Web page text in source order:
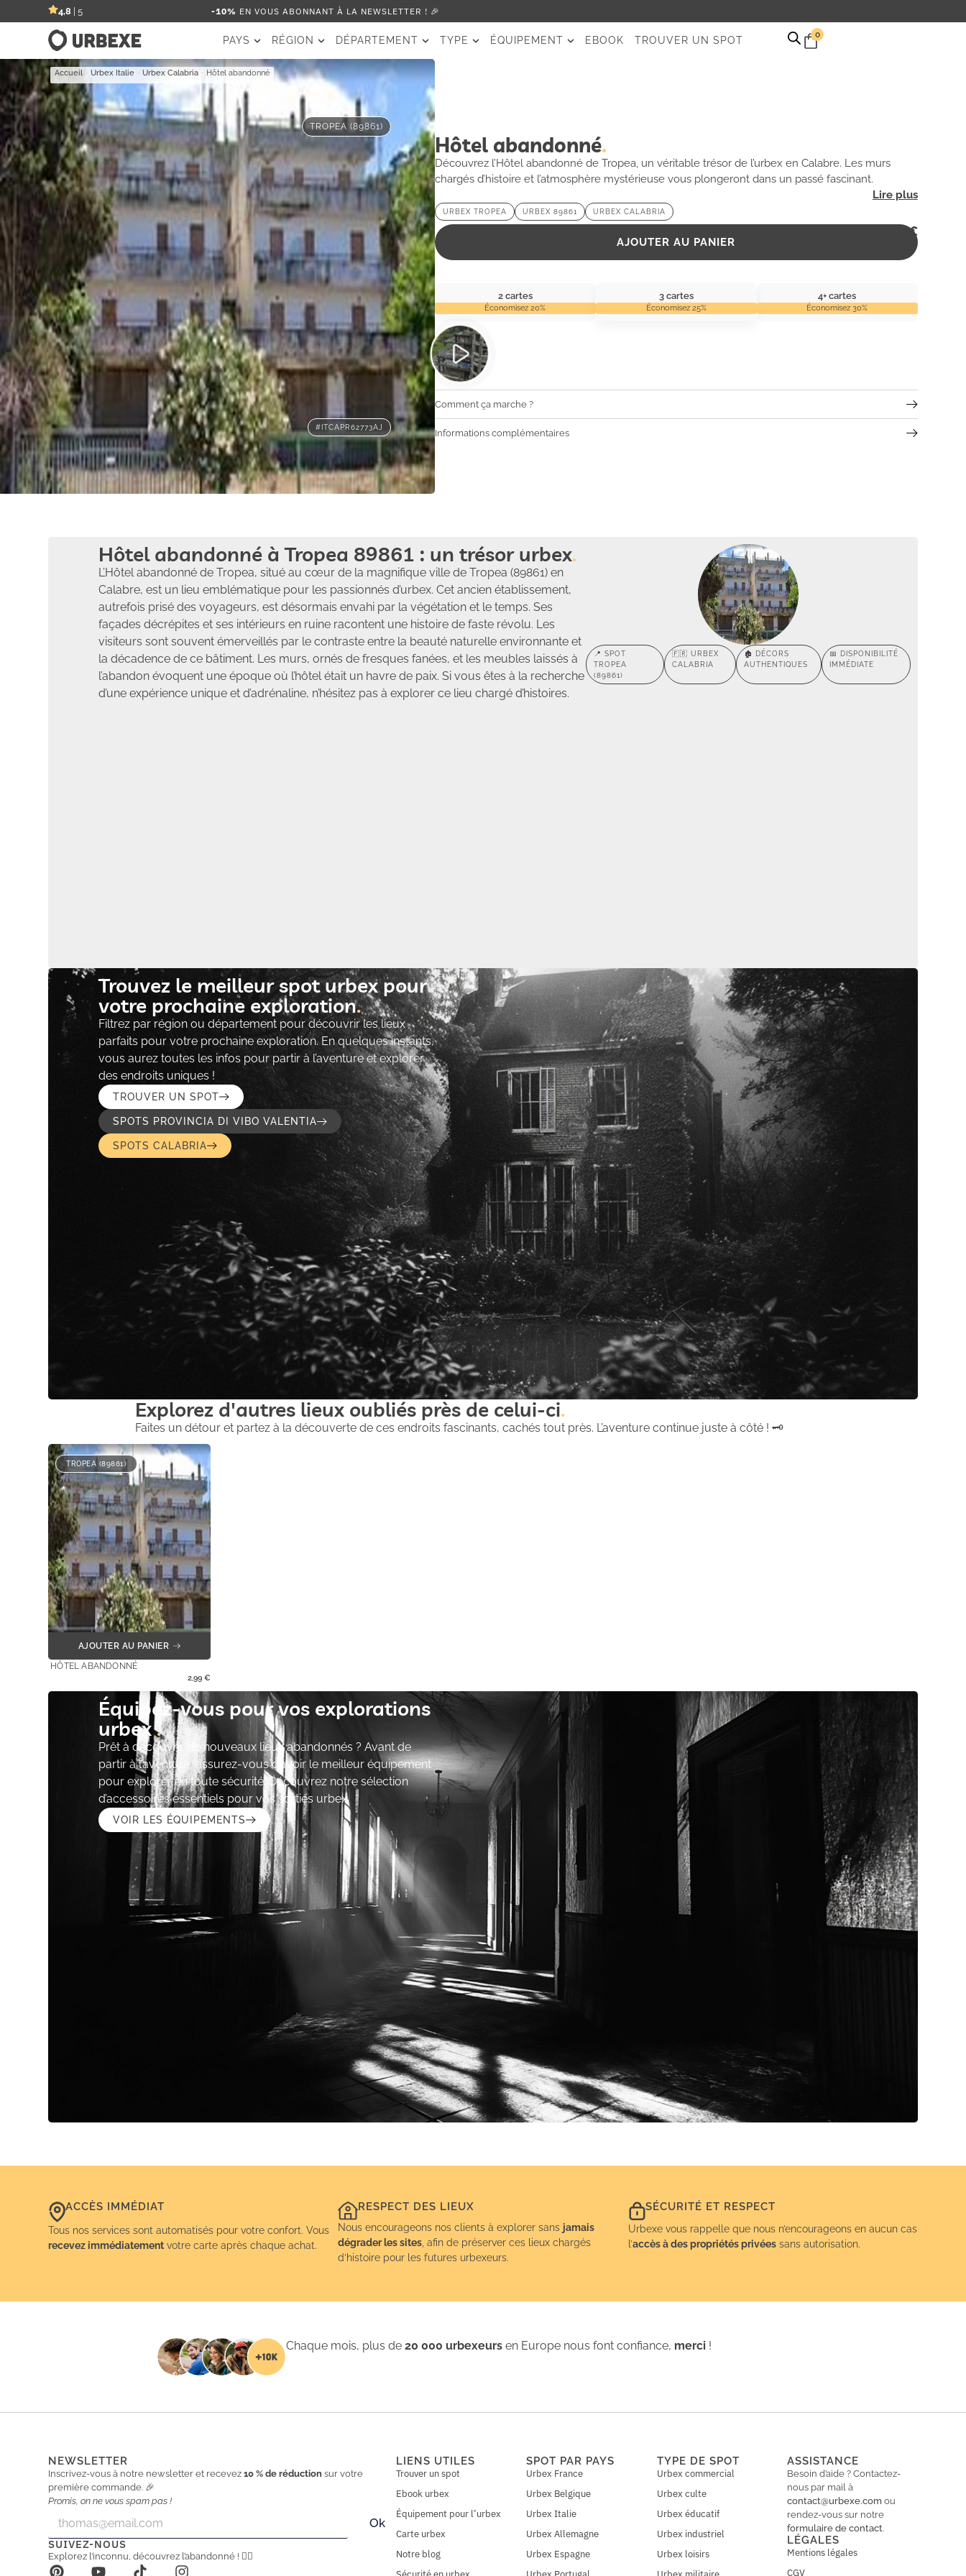
4,8 | 5 -10% EN VOUS ABONNANT À LA NEWSLETTER ! 🎉
PAYS RÉGION DÉPARTEMENT TYPE ÉQUIPEMENT EBOOK TROUVER UN SPOT
0
Accueil -Urbex Italie -Urbex Calabria - Hôtel abandonné
TROPEA (89861)
#ITCAPR62773AJ
Hôtel abandonné
Découvrez l’Hôtel abandonné de Tropea, un véritable trésor de l’urbex en Calabre. Les murs
chargés d’histoire et l’atmosphère mystérieuse vous plongeront dans un passé fascinant.
URBEX TROPEA URBEX 89861 URBEX CALABRIA
2,99€
AJOUTER AU PANIER
2 cartes
Économisez 20%
3 cartes
Économisez 25%
4+ cartes
Économisez 30%
Comment ça marche ?
Informations complémentaires
Hôtel abandonné à Tropea 89861 : un trésor urbex
L’Hôtel abandonné de Tropea, situé au cœur de la magnifique ville de Tropea (89861) en
Calabre, est un lieu emblématique pour les passionnés d’urbex. Cet ancien établissement,
autrefois prisé des voyageurs, est désormais envahi par la végétation et le temps. Ses
façades décrépites et ses intérieurs en ruine racontent une histoire de faste révolu. Les
visiteurs sont souvent émerveillés par le contraste entre la beauté naturelle environnante et
la décadence de ce bâtiment. Les murs, ornés de fresques fanées, et les meubles laissés à
l’abandon évoquent une époque où l’hôtel était un havre de paix. Si vous êtes à la recherche
d’une expérience unique et d’adrénaline, n’hésitez pas à explorer ce lieu chargé d’histoires.
📍 SPOT
TROPEA
(89861)
🇫🇷 URBEX
CALABRIA
🏚️ DÉCORS
AUTHENTIQUES
📅 DISPONIBILITÉ
IMMÉDIATE
Trouvez le meilleur spot urbex pour
votre prochaine exploration​
Filtrez par région ou département pour découvrir les lieux
parfaits pour votre prochaine exploration. En quelques instants,
vous aurez toutes les infos pour partir à l’aventure et explorer
des endroits uniques !
TROUVER UN SPOT
SPOTS PROVINCIA DI VIBO VALENTIA
SPOTS CALABRIA
Explorez d'autres lieux oubliés près de celui-ci
Faites un détour et partez à la découverte de ces endroits fascinants, cachés tout près. L’aventure continue juste à côté ! 🗝️
TROPEA (89861)
AJOUTER AU PANIER
HÔTEL ABANDONNÉ
2,99€
Équipez-vous pour vos explorations
urbex
Prêt à découvrir de nouveaux lieux abandonnés ? Avant de
partir à l’aventure, assurez-vous d’avoir le meilleur équipement
pour explorer en toute sécurité. Découvrez notre sélection
d’accessoires essentiels pour vos sorties urbex.
VOIR LES ÉQUIPEMENTS
ACCÈS IMMÉDIAT
Tous nos services sont automatisés pour votre confort. Vous
recevez immédiatement votre carte après chaque achat.
RESPECT DES LIEUX
Nous encourageons nos clients à explorer sans jamais
dégrader les sites , afin de préserver ces lieux chargés
d’histoire pour les futures urbexeurs.
SÉCURITÉ ET RESPECT
Urbexe vous rappelle que nous n’encourageons en aucun cas
l’accès à des propriétés privéessans autorisation.
Chaque mois, plus de20 000 urbexeurs en Europe nous font confiance, merci !
NEWSLETTER
Inscrivez-vous à notre newsletter et recevez10 % de réduction sur votre
première commande. 🎉
Promis, on ne vous spam pas !
a
i
l
a
i
l
Ok
SUIVEZ-NOUS
Explorez l’inconnu, découvrez l’abandonné ! 🕵️‍♂️
LIENS UTILES
Trouver un spot
Ebook urbex
Équipement pour l’urbex
Carte urbex
Notre blog
SPOT PAR PAYS
Urbex France
Urbex Belgique
Urbex Italie
Urbex Allemagne
Urbex Espagne
TYPE DE SPOT
Urbex commercial
Urbex culte
Urbex éducatif
Urbex industriel
Urbex loisirs
ASSISTANCE
Besoin d’aide ? Contactez-
nous par mail à
contact@urbexe.com ou
rendez-vous sur notre
formulaire de contact.
LÉGALES
Mentions légales
CGV